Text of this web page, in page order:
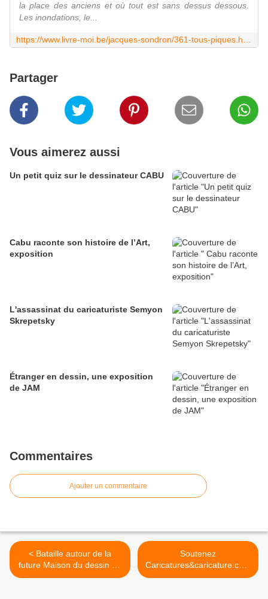
la place des anciens et où tout est sans dessus dessous.
Les inondations, le...
Partager
Vous aimerez aussi
Un petit quiz sur le dessinateur CABU
Cabu raconte son histoire de l’Art,
exposition
L'assassinat du caricaturiste Semyon
Skrepetsky
Étranger en dessin, une exposition
de JAM
Commentaires
Ajouter un commentaire
< Bataille autour de la
future Maison du dessin de
presse
Soutenez
Caricatures&caricature.com
! >